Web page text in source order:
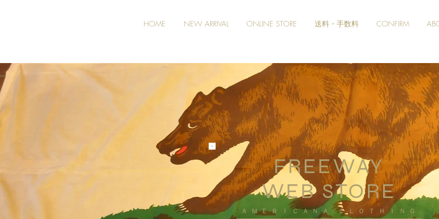
HOME NEW ARRIVAL ONLINE STORE 送料・手数料 CONFIRM
FREEWAY
WEB STORE
​ＡＭＥＲＩＣＡＮＡ ＣＬＯＴＨＩＮＧ